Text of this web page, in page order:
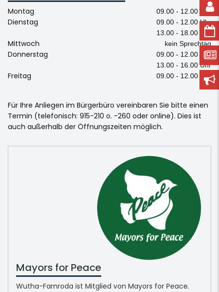
Montag 09.00 - 12.00 Uhr
Dienstag
09.00 - 12.00 Uhr
13.00 - 18.00 Uhr
Mittwoch kein Sprechtag
Donnerstag
09.00 - 12.00 Uhr
13.00 - 16.00 Uhr
Freitag 09.00 - 12.00 Uhr
Für Ihre Anliegen im Bürgerbüro vereinbaren Sie bitte einen
Termin (telefonisch: 915-210 o. -260 oder online). Dies ist
auch außerhalb der Öffnungszeiten möglich.
Mayors for Peace
Wutha-Farnroda ist Mitglied von Mayors for Peace.